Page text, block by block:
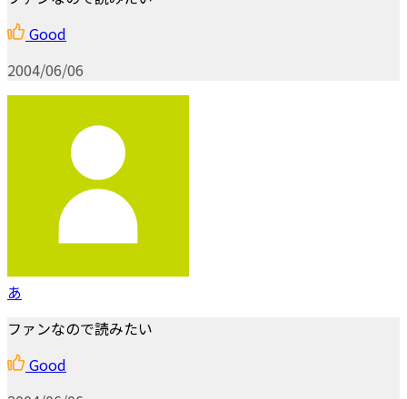
Good
2004/06/06
あ
ファンなので読みたい
Good